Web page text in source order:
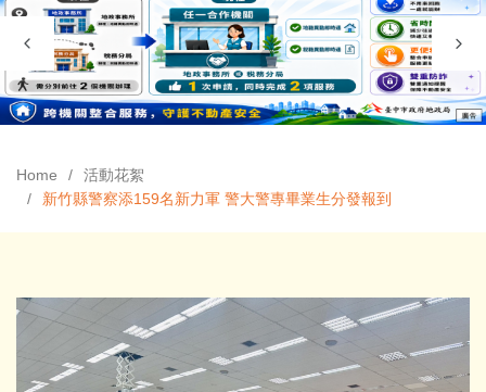
Home
活動花絮
新竹縣警察添159名新力軍 警大警專畢業生分發報到